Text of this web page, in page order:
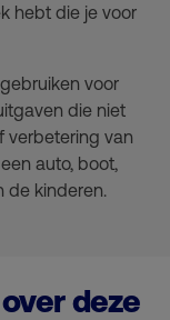
hebt die je voor
voor
die niet
verbetering van
auto, boot,
de kinderen.
deze